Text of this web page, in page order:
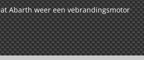
Abarth weer een vebrandingsmotor